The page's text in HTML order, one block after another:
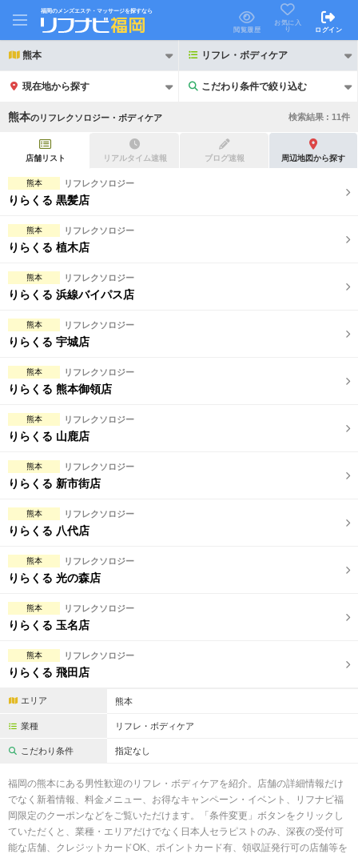
福岡のメンズエステ・マッサージを探すなら
閲覧履歴
お気に入
り
ログイン
熊本 リフレ・ボディケア
現在地から探す こだわり条件で絞り込む
こだわり条件で絞り込む
21時以降も受付
初回割引あり
団体割引
キャッシュレス決済OK
2名様歓迎
完全個室
ペアルームあり
フットバスあり
日本人スタッフのみ
スタッフ指名可
熊本のリフレクソロジー・ボディケア 検索結果 : 11件
店舗リスト リアルタイム速報 ブログ速報 周辺地図から探す
熊本 リフレクソロジー
りらくる 黒髪店
熊本 リフレクソロジー
りらくる 植木店
熊本 リフレクソロジー
りらくる 浜線バイパス店
熊本 リフレクソロジー
りらくる 宇城店
熊本 リフレクソロジー
りらくる 熊本御領店
熊本 リフレクソロジー
りらくる 山鹿店
熊本 リフレクソロジー
りらくる 新市街店
熊本 リフレクソロジー
りらくる 八代店
熊本 リフレクソロジー
りらくる 光の森店
熊本 リフレクソロジー
りらくる 玉名店
熊本 リフレクソロジー
りらくる 飛田店
エリア 熊本
業種 リフレ・ボディケア
こだわり条件 指定なし
福岡の熊本にある男性歓迎のリフレ・ボディケアを紹介。店舗の詳細情報だけ
でなく新着情報、料金メニュー、お得なキャンペーン・イベント、リフナビ福
岡限定のクーポンなどをご覧いただけます。「条件変更」ボタンをクリックし
ていただくと、業種・エリアだけでなく日本人セラピストのみ、深夜の受付可
能な店舗、クレジットカードOK、ポイントカード有、領収証発行可の店舗等を